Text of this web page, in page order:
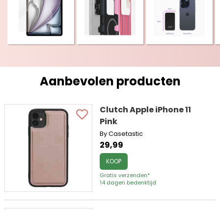
Aanbevolen producten
Clutch Apple iPhone 11
Pink
By Casetastic
29,99
KOOP
Gratis verzenden*
14 dagen bedenktijd